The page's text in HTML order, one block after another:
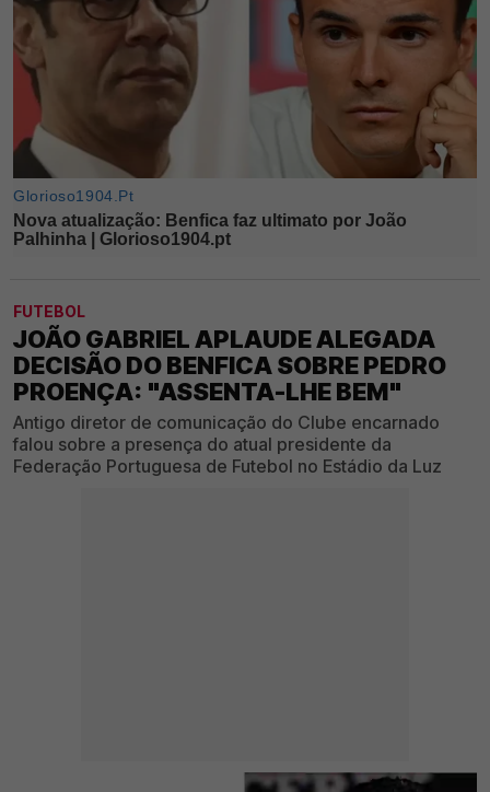
FUTEBOL
JOÃO GABRIEL APLAUDE ALEGADA
DECISÃO DO BENFICA SOBRE PEDRO
PROENÇA: "ASSENTA-LHE BEM"
Antigo diretor de comunicação do Clube encarnado
falou sobre a presença do atual presidente da
Federação Portuguesa de Futebol no Estádio da Luz